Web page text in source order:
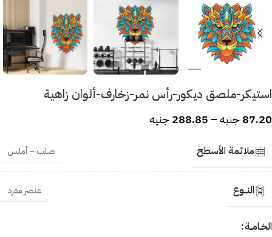
استيكر-ملصق ديكور-رأس نمر-زخارف-ألوان زاهية
87.20جنيه–
288.85جنيه
ملائمة الأسطح صلب – أملس
النــوع عنصر مفرد
الخـامــة